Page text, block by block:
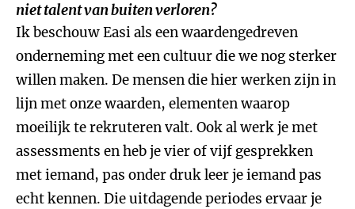
niet talent van buiten verloren?
Ik beschouw Easials een waardengedreven
onderneming met een cultuur die we nog sterker
willen maken. De mensen die hier werken zijn in
lijn met onze waarden, elementen waarop
moeilijk te rekruteren valt. Ook al werk je met
assessments en heb je vier of vijf gesprekken
met iemand, pas onder druk leer je iemand pas
echt kennen. Die uitdagende periodes ervaar je